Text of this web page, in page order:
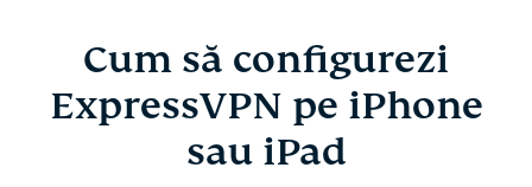
Cum să configurezi
ExpressVPN pe iPhone
sau iPad